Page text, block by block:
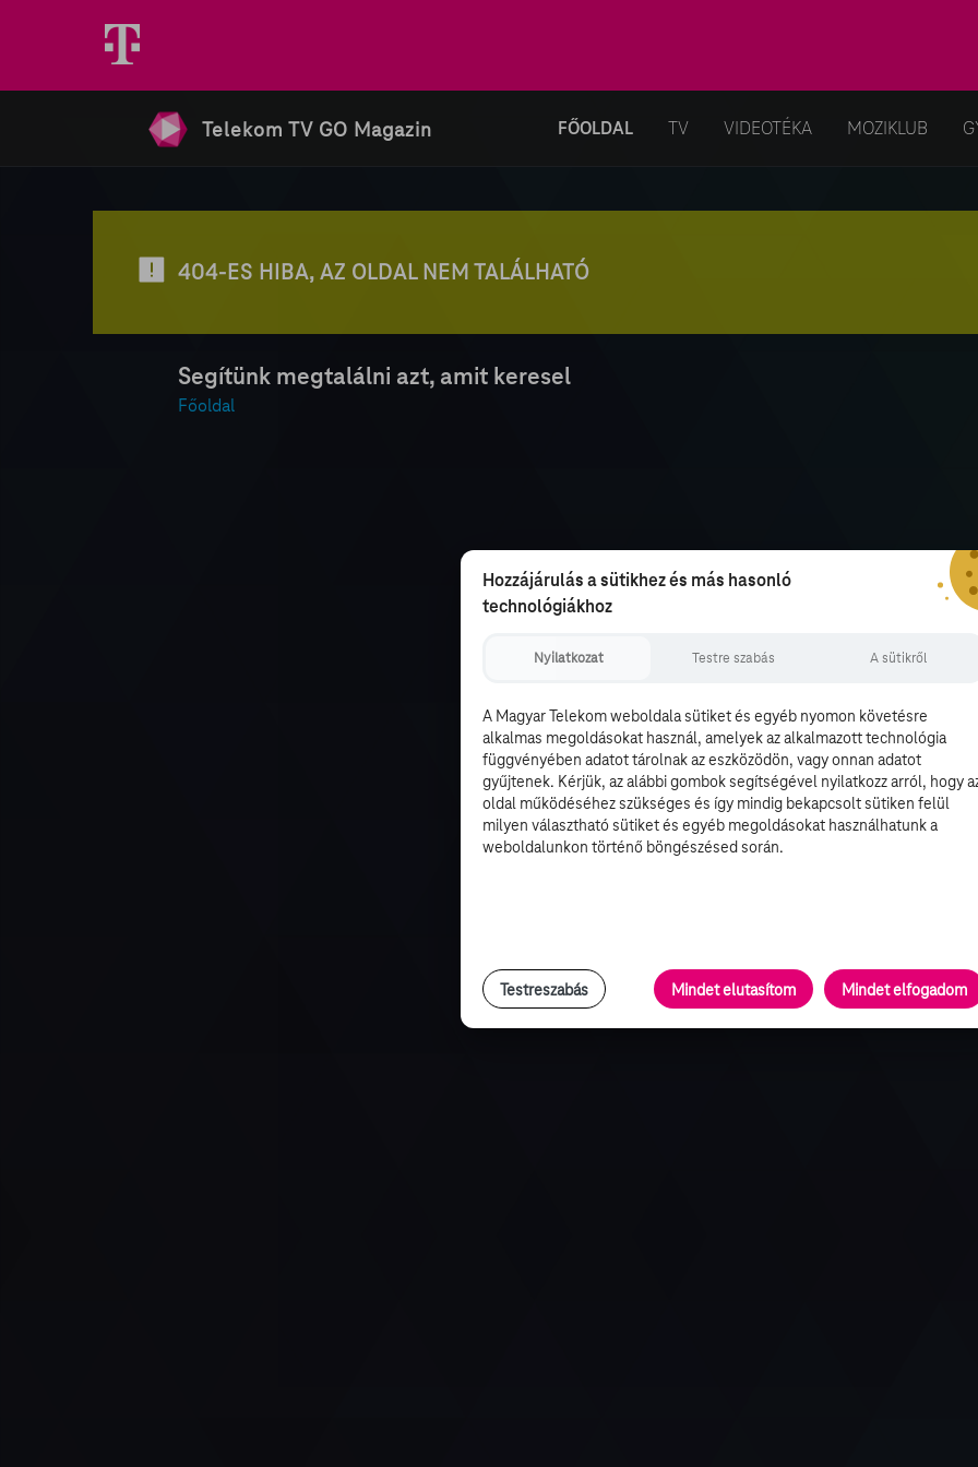
Telekom TV GO Magazin FŐOLDAL TV VIDEOTÉKA MOZIKLUB
404-ES HIBA, AZ OLDAL NEM TALÁLHATÓ
Segítünk megtalálni azt, amit keresel
Főoldal
Hozzájárulás a sütikhez és más hasonló
technológiákhoz
Nyilatkozat Testre szabás A sütikről
A Magyar Telekom weboldala sütiket és egyéb nyomon követésre
alkalmas megoldásokat használ, amelyek az alkalmazott technológia
függvényében adatot tárolnak az eszközödön, vagy onnan adatot
gyűjtenek. Kérjük, az alábbi gombok segítségével nyilatkozz arról, hogy
oldal működéséhez szükséges és így mindig bekapcsolt sütiken felül
milyen választható sütiket és egyéb megoldásokat használhatunk a
weboldalunkon történő böngészésed során.
Testreszabás Mindet elutasítom Mindet elfogadom